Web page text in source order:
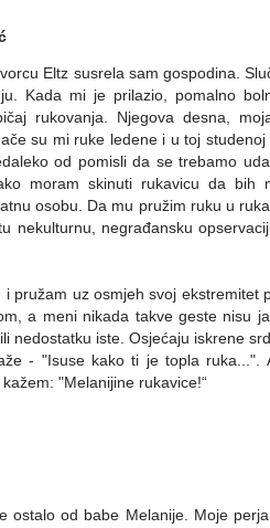
Eltz susrela sam gospodina.
Kada mi je prilazio, pomalno
rukovanja. Njegova desna,
su mi ruke ledene i u toj
od pomisli da se trebamo
moram skinuti rukavicu da bih
osobu. Da mu pružim ruku u
nekulturnu, negrađansku
pružam uz osmjeh svoj ekstremitet
a meni nikada takve geste nisu
nedostatku iste. Osjećaju iskrene
- "Isuse kako ti je topla ruka...".
"Melanijine rukavice!“
od babe Melanije. Moje